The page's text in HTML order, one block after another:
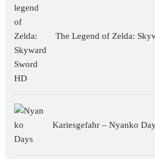
The Legend of Zelda:
Kariesgefahr – Nyanko